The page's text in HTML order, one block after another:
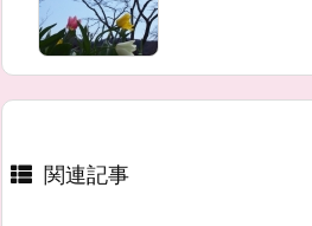
関連記事